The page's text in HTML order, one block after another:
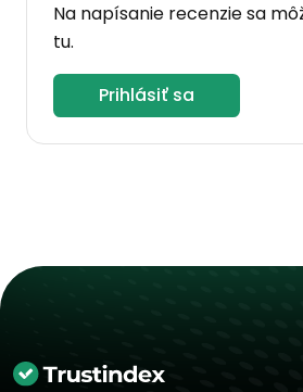
Na napísanie recenzie sa
tu.
Prihlásiť sa